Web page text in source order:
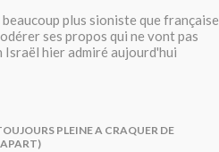
plus sioniste que française
ses propos qui ne vont pas
hier admiré aujourd'hui
PLEINE A CRAQUER DE